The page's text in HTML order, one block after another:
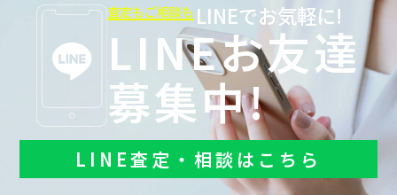
査定もご相談も LINEでお気軽に!
LINEお友達
募集中!
LINE査定・相談はこちら